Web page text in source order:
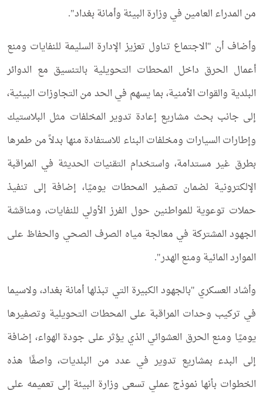
من المدراء العامين في وزارة البيئة وأمانة بغداد".
وأضاف أن "الاجتماع تناول تعزيز الإدارة السليمة للنفايات ومنع
أعمال الحرق داخل المحطات التحويلية بالتنسيق مع الدوائر
البلدية والقوات الأمنية، بما يسهم في الحد من التجاوزات البيئية،
إلى جانب بحث مشاريع إعادة تدوير المخلفات مثل البلاستيك
وإطارات السيارات ومخلفات البناء للاستفادة منها بدلاً من طمرها
بطرق غير مستدامة، واستخدام التقنيات الحديثة في المراقبة
الإلكترونية لضمان تصفير المحطات يوميًا، إضافة إلى تنفيذ
حملات توعوية للمواطنين حول الفرز الأولي للنفايات، ومناقشة
الجهود المشتركة في معالجة مياه الصرف الصحي والحفاظ على
الموارد المائية ومنع الهدر".
وأشاد العسكري "بالجهود الكبيرة التي تبذلها أمانة بغداد، ولاسيما
في تركيب وحدات المراقبة على المحطات التحويلية وتصفيرها
يوميًا ومنع الحرق العشوائي الذي يؤثر على جودة الهواء، إضافة
إلى البدء بمشاريع تدوير في عدد من البلديات، واصفًا هذه
الخطوات بأنها نموذج عملي تسعى وزارة البيئة إلى تعميمه على